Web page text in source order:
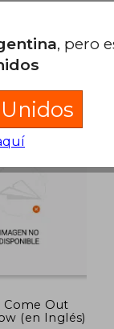
$
Come Out
(en Inglés)
, pero